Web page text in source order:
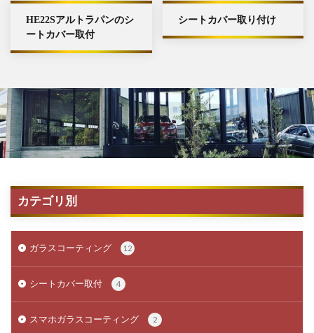
HE22Sアルトラパンのシ
ートカバー取付
シートカバー取り付け
カテゴリ別
ガラスコーティング 12
シートカバー取付 4
スマホガラスコーティング 2